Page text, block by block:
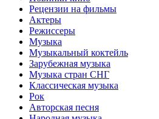
Рецензии на фильмы
Актеры
Режиссеры
Музыка
Музыкальный коктейль
Зарубежная музыка
Музыка стран СНГ
Классическая музыка
Рок
Авторская песня